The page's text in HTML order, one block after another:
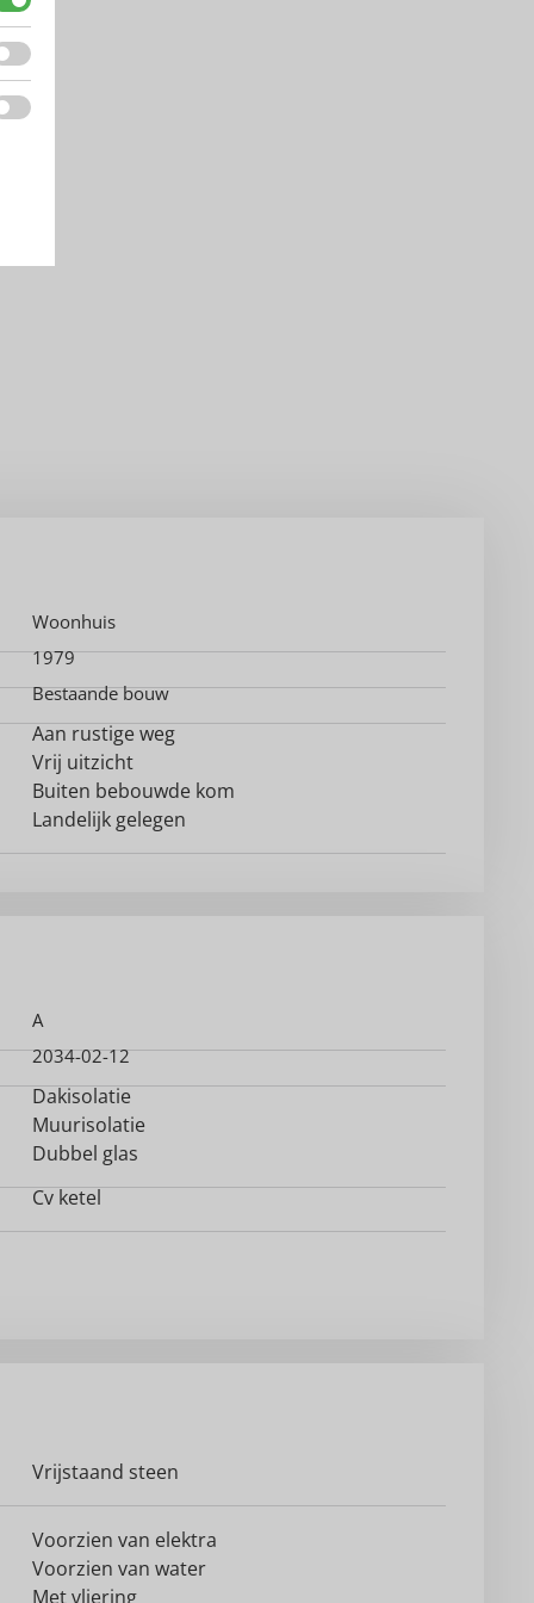
Woonhuis
1979
Bestaande bouw
Aan rustige weg
Vrij uitzicht
Buiten bebouwde kom
Landelijk gelegen
A
2034-02-12
Dakisolatie
Muurisolatie
Dubbel glas
Cv ketel
Vrijstaand steen
Voorzien van elektra
Voorzien van water
Met vliering